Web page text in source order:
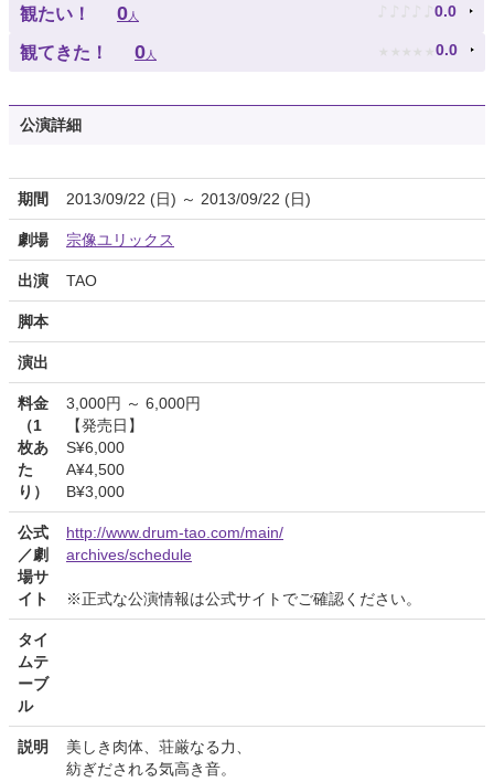
観たい！ 0人 ♪ ♪ ♪ ♪ ♪ 0.0
観てきた！ 0人 ★ ★ ★ ★ ★ 0.0
公演詳細
期間 2013/09/22 (日) ～ 2013/09/22 (日)
劇場 宗像ユリックス
出演 TAO
脚本
演出
料金
（1
枚あ
た
り）
3,000円 ～ 6,000円
【発売日】
S¥6,000
A¥4,500
B¥3,000
公式
／劇
場サ
イト
http://www.drum-tao.com/main/
archives/schedule
※正式な公演情報は公式サイトでご確認ください。
タイ
ムテ
ーブ
ル
説明
美しき肉体、荘厳なる力、
紡ぎだされる気高き音。